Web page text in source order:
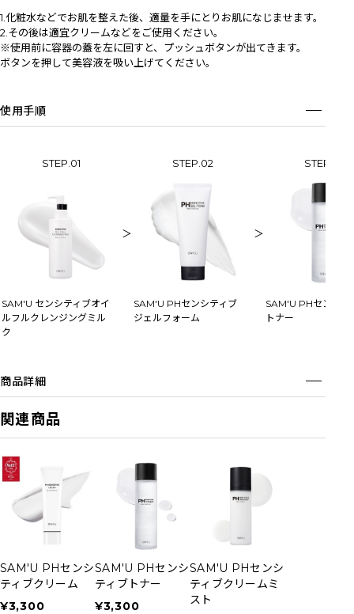
1.化粧水などでお肌を整えた後、適量を手にとりお肌になじませます。
2.その後は適宜クリームなどをご使用ください。
※使用前に容器の蓋を左に回すと、プッシュボタンが出てきます。
ボタンを押して美容液を吸い上げてください。
使用手順
STEP.01 STEP.02 STEP.03
＞ ＞
SAM'U センシティブオイ
ルフルクレンジングミル
ク
SAM'U PHセンシティブ
ジェルフォーム
SAM'U PHセンシテ
トナー
商品詳細
関連商品
SAM'U PHセンシ
ティブクリーム
¥3,300
SAM'U PHセンシ
ティブトナー
¥3,300
SAM'U PHセンシ
ティブクリームミ
スト